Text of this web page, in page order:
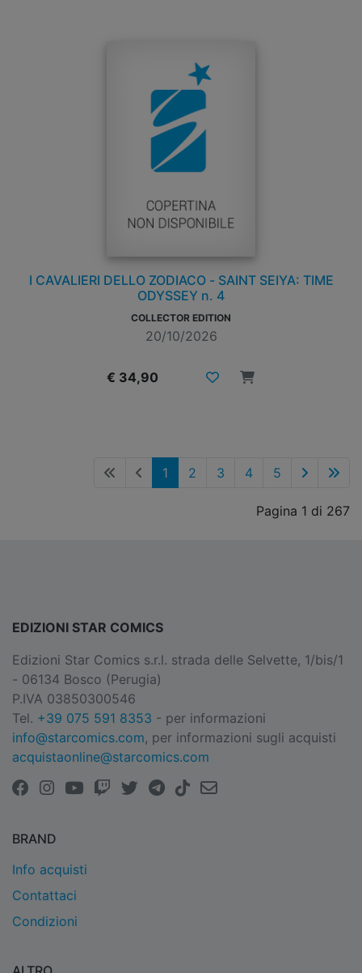
I CAVALIERI DELLO ZODIACO - SAINT SEIYA: TIME
ODYSSEY n. 4
COLLECTOR EDITION
20/10/2026
€ 34,90
1 2 3 4 5
Pagina 1 di 267
EDIZIONI STAR COMICS
Edizioni Star Comics s.r.l. strada delle Selvette, 1/bis/1
- 06134 Bosco (Perugia)
P.IVA 03850300546
Tel. +39 075 591 8353 - per informazioni
info@starcomics.com, per informazioni sugli acquisti
acquistaonline@starcomics.com
BRAND
Info acquisti
Contattaci
Condizioni